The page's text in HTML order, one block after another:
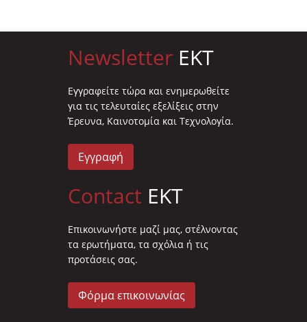
Newsletter EKT
Eγγραφείτε τώρα και ενημερωθείτε
για τις τελευταίες εξελίξεις στην
Έρευνα, Καινοτομία και Τεχνολογία.
Εγγραφή
Contact EKT
Επικοινωνήστε μαζί μας, στέλνοντας
τα ερωτήματα, τα σχόλια ή τις
προτάσεις σας.
Φόρμα επικοινωνίας